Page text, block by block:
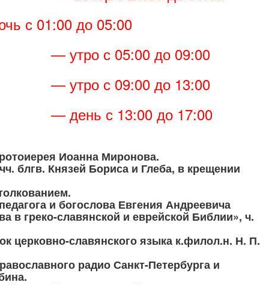
с 01:00 до 05:00
до 09:00
до 13:00
до 17:00
Иоанна Миронова.
блгв. Князей Бориса и Глеба, в крещении
и богослова Евгения Андреевича
в греко-славянской и еврейской Библии», ч.
церковно-славянского языка к.филол.н. Н. П.
радио Санкт-Петербурга и